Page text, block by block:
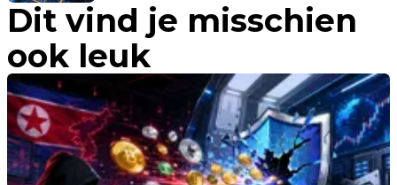
praktischer voor bedrijven
Dit vind je misschien
ook leuk